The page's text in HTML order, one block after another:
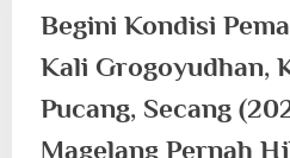
Begini Kondisi
Kali Grogoyudhan,
Pucang, Secang
Magelang Pernah